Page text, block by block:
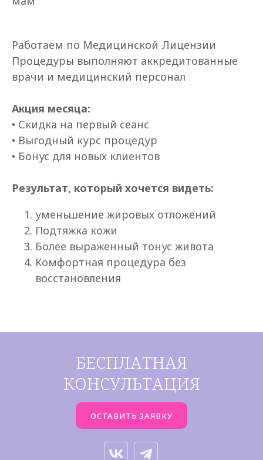
Работаем по Медицинской Лицензии
Процедуры выполняют аккредитованные
врачи и медицинский персонал
Акция месяца:
• Скидка на первый сеанс
• Выгодный курс процедур
• Бонус для новых клиентов
Результат, который хочется видеть:
уменьшение жировых отложений
Подтяжка кожи
Более выраженный тонус живота
Комфортная процедура без
восстановления
ОСТАВИТЬ ЗАЯВКУ
БЕСПЛАТНАЯ
КОНСУЛЬТАЦИЯ